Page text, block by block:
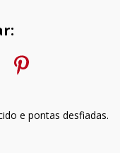
e pontas desfiadas.